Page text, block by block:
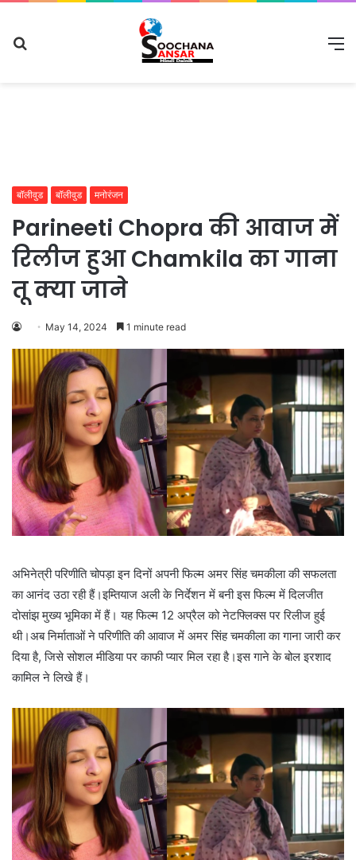
बॉलीवुड बॉलीवुड मनोरंजन
Parineeti Chopra की आवाज में
रिलीज हुआ Chamkila का गाना
तू क्या जाने
May 14, 2024 1 minute read
अभिनेत्री परिणीति चोपड़ा इन दिनों अपनी फिल्म अमर सिंह चमकीला की सफलता
का आनंद उठा रही हैं।इम्तियाज अली के निर्देशन में बनी इस फिल्म में दिलजीत
दोसांझ मुख्य भूमिका में हैं। यह फिल्म 12 अप्रैल को नेटफ्लिक्स पर रिलीज हुई
थी।अब निर्माताओं ने परिणीति की आवाज में अमर सिंह चमकीला का गाना जारी कर
दिया है, जिसे सोशल मीडिया पर काफी प्यार मिल रहा है।इस गाने के बोल इरशाद
कामिल ने लिखे हैं।